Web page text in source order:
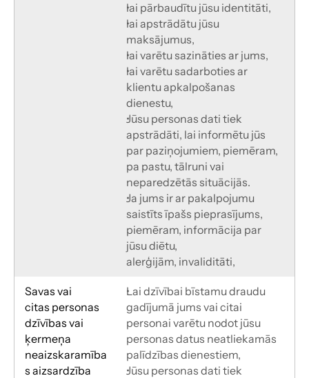
lai pārbaudītu jūsu identitāti,
lai apstrādātu jūsu
maksājumus,
lai varētu sazināties ar jums,
lai varētu sadarboties ar
klientu apkalpošanas
dienestu,
Jūsu personas dati tiek
apstrādāti, lai informētu jūs
par paziņojumiem, piemēram,
pa pastu, tālruni vai
neparedzētās situācijās.
Ja jums ir ar pakalpojumu
saistīts īpašs pieprasījums,
piemēram, informācija par
jūsu diētu,
alerģijām, invaliditāti,
Savas vai
citas personas
dzīvības vai
ķermeņa
neaizskaramība
s aizsardzība
Lai dzīvībai bīstamu draudu
gadījumā jums vai citai
personai varētu nodot jūsu
personas datus neatliekamās
palīdzības dienestiem,
Jūsu personas dati tiek